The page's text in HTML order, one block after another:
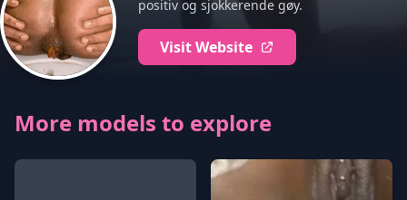
positiv og sjokkerende gøy.
Visit Website
More models to explore